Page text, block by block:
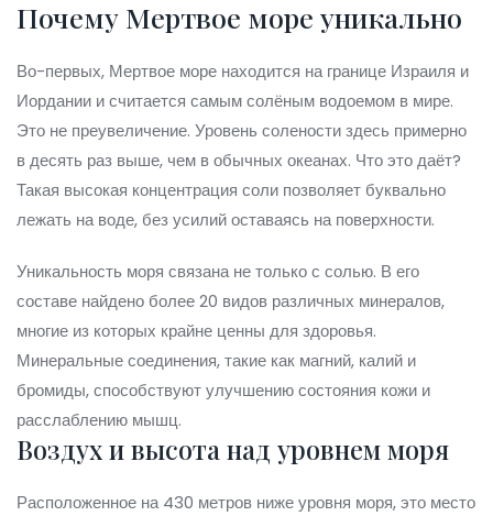
Почему Мертвое море уникально
Во-первых, Мертвое море находится на границе Израиля и
Иордании и считается самым солёным водоемом в мире.
Это не преувеличение. Уровень солености здесь примерно
в десять раз выше, чем в обычных океанах. Что это даёт?
Такая высокая концентрация соли позволяет буквально
лежать на воде, без усилий оставаясь на поверхности.
Уникальность моря связана не только с солью. В его
составе найдено более 20 видов различных минералов,
многие из которых крайне ценны для здоровья.
Минеральные соединения, такие как магний, калий и
бромиды, способствуют улучшению состояния кожи и
расслаблению мышц.
Воздух и высота над уровнем моря
Расположенное на 430 метров ниже уровня моря, это место